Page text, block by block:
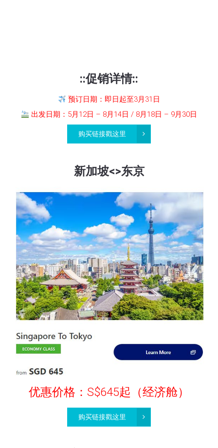
::促销详情::
预订日期：即日起至3月31日
出发日期：5月12日 – 8月14日 / 8月18日 – 9月30日
购买链接戳这里
新加坡<>东京
优惠价格：S$645起（经济舱）
购买链接戳这里